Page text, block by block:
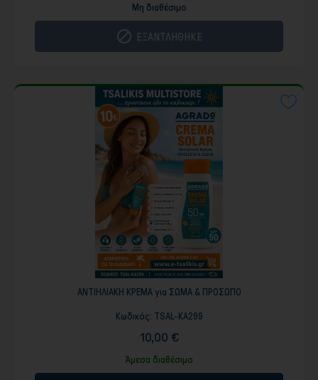
Μη διαθέσιμο
 ΕΞΑΝΤΛΗΘΗΚΕ
ΑΝΤΙΗΛΙΑΚΗ ΚΡΕΜΑ για ΣΩΜΑ & ΠΡΟΣΩΠΟ
Κωδικός: TSAL-KA299
10,00 €
Άμεσα διαθέσιμο